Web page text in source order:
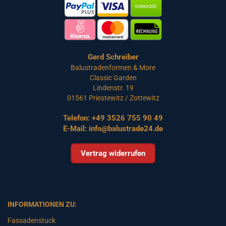
Gerd Schreiber
Balustradenformen & More
Classic Garden
Lindenstr. 19
01561 Priestewitz / Zottewitz
Telefon: +49 3526 755 90 49
E-Mail: info@balustrade24.de
Vertrag widerrufen
INFORMATIONEN ZU:
Fassadenstuck